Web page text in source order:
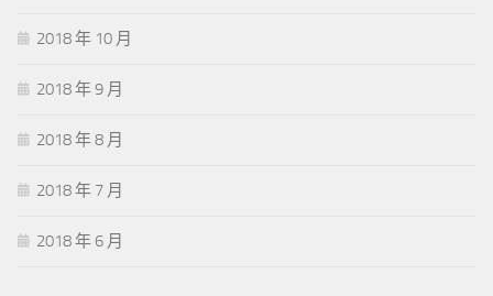
2018 年 10 月
2018 年 9 月
2018 年 8 月
2018 年 7 月
2018 年 6 月